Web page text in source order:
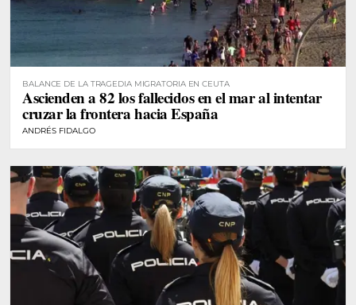
BALANCE DE LA TRAGEDIA MIGRATORIA EN CEUTA
Ascienden a 82 los fallecidos en el mar al intentar
cruzar la frontera hacia España
ANDRÉS FIDALGO